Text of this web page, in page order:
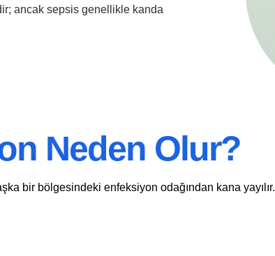
ancak sepsis genellikle kanda
Neden Olur?
bir bölgesindeki enfeksiyon odağından kana yayılır.